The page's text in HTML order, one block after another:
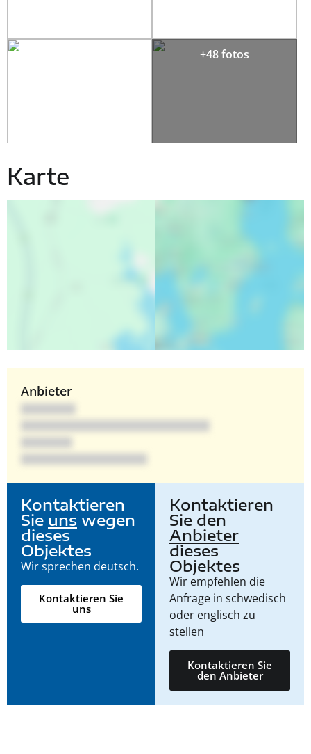
+48 fotos
Karte
Anbieter
Kontaktieren
Sie uns wegen
dieses
Objektes
Wir sprechen deutsch.
Kontaktieren Sie
uns
Kontaktieren
Sie den
Anbieter
dieses
Objektes
Wir empfehlen die
Anfrage in schwedisch
oder englisch zu
stellen
Kontaktieren Sie
den Anbieter